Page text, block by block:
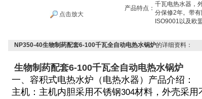
点击放大
产品特点：
千瓦电热水器，
分保修2年。带
ISO9001以及欧
NP350-40生物制药配套6-100千瓦全自动电热水锅炉的详细资料：
生物制药配套6-100千瓦全自动电热水锅炉
一、容积式电热水炉（电热水器）产品介绍：
主机：主机内胆采用不锈钢304材料，外壳采用